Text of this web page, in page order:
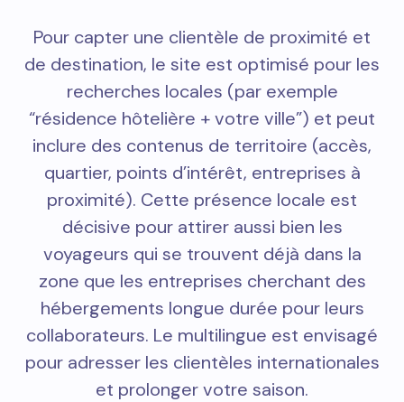
Pour capter une clientèle de proximité et
de destination, le site est optimisé pour les
recherches locales (par exemple
“résidence hôtelière + votre ville”) et peut
inclure des contenus de territoire (accès,
quartier, points d’intérêt, entreprises à
proximité). Cette présence locale est
décisive pour attirer aussi bien les
voyageurs qui se trouvent déjà dans la
zone que les entreprises cherchant des
hébergements longue durée pour leurs
collaborateurs. Le multilingue est envisagé
pour adresser les clientèles internationales
et prolonger votre saison.